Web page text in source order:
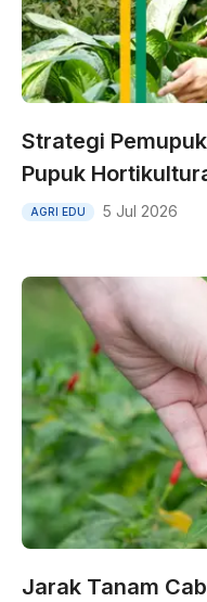
Strategi
Pupuk
AGRI EDU 5 Jul 2026
Jarak Tanam